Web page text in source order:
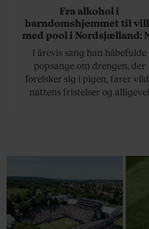
Fra alkohol i
barndomshjemmet til
med pool i Nordsjælland:
skal du høre sandheden
Rasmus Seebach
I årevis sang han håbefulde
popsange om drengen, der
forelsker sig i pigen, farer
nattens fristelser og alligevel
blevet voksen. Her indtager
fortællerens plads i et portræt
arv, angst, familieliv, frygten
at miste stemmen og den
livsglæde, han nægter at give